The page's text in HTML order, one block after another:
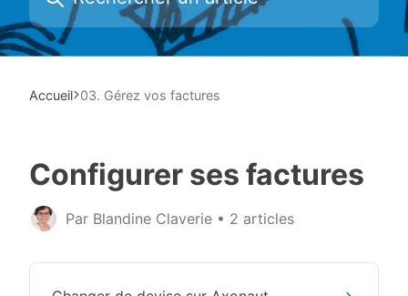
Accueil 03. Gérez vos factures
Configurer ses factures
Par Blandine Claverie • 2 articles